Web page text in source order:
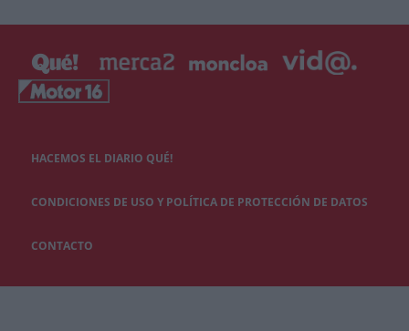
HACEMOS EL DIARIO QUÉ!
CONDICIONES DE USO Y POLÍTICA DE PROTECCIÓN DE DATOS
CONTACTO